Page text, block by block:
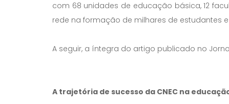
com 68 unidades de educação básica, 12
rede na formação de milhares de estudantes
A seguir, a íntegra do artigo publicado no
A trajetória de sucesso da CNEC na